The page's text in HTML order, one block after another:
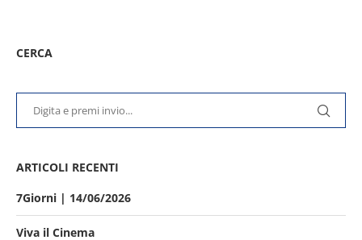
CERCA
ARTICOLI RECENTI
7Giorni | 14/06/2026
Viva il Cinema